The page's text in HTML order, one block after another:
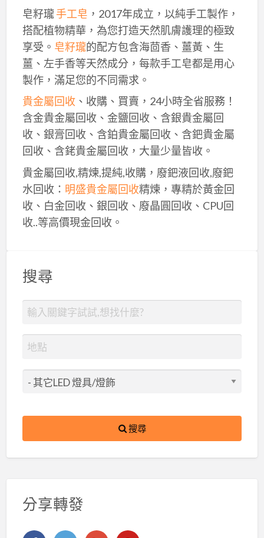
皂籽瓏手工皂 ，2017年成立，以純手工製作，
搭配植物精華，為您打造天然肌膚護理的極致
享受。 皂籽瓏的配方包含海茴香、薑黃、生
薑、左手香等天然成分，每款手工皂都是用心
製作，滿足您的不同需求。
貴金屬回收、收購、買賣，24小時全省服務！
含金貴金屬回收、金鹽回收、含銀貴金屬回
收、銀膏回收、含鉑貴金屬回收、含鈀貴金屬
回收、含銠貴金屬回收，大量少量皆收。
貴金屬回收,精煉,提純,收購，廢鈀液回收,廢鈀
水回收： 明盛貴金屬回收精煉，專精於黃金回
收、白金回收、銀回收、廢晶圓回收、CPU回
收..等高價現金回收。
搜尋
搜尋
分享轉發